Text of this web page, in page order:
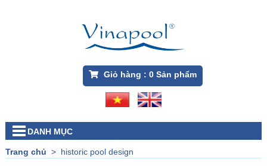
Giỏ hàng : 0Sản phẩm
DANH MỤC
Trang chủ > historic pool design